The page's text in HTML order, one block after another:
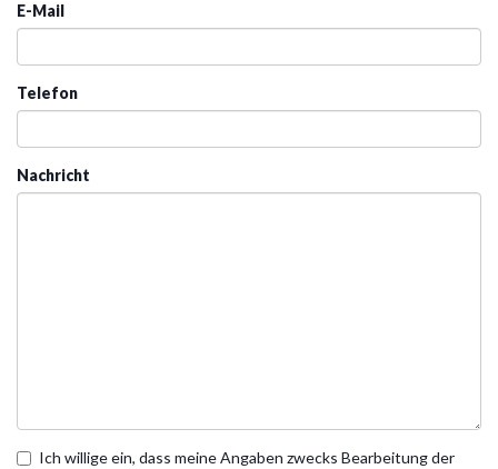
E-Mail
Telefon
Nachricht
Ich willige ein, dass meine Angaben zwecks Bearbeitung der